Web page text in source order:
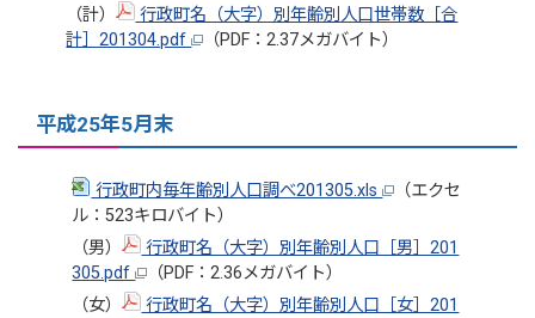
（計）
行政町名（大字）別年齢別人口世帯数［合
計］201304.pdf
（PDF：2.37メガバイト）
平成25年5月末
行政町内毎年齢別人口調べ201305.xls
（エクセ
ル：523キロバイト）
（男）
行政町名（大字）別年齢別人口［男］201
305.pdf
（PDF：2.36メガバイト）
（女）
行政町名（大字）別年齢別人口［女］201